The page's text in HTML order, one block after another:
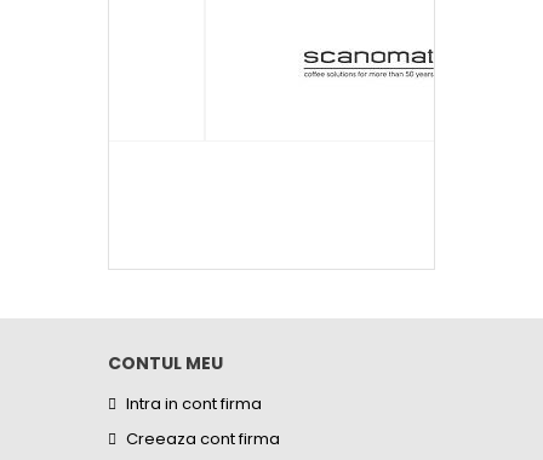
CONTUL MEU
Intra in cont firma
Creeaza cont firma